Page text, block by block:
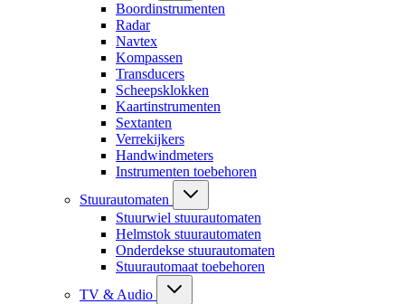
Boordinstrumenten
Radar
Navtex
Kompassen
Transducers
Scheepsklokken
Kaartinstrumenten
Sextanten
Verrekijkers
Handwindmeters
Instrumenten toebehoren
Stuurautomaten
Stuurwiel stuurautomaten
Helmstok stuurautomaten
Onderdekse stuurautomaten
Stuurautomaat toebehoren
TV & Audio